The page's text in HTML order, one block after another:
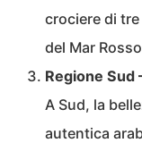
crociere di
del Mar
Regione Sud
A Sud, la
autentica